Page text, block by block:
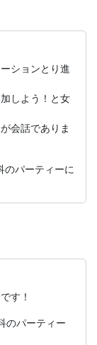
ションとり進
しよう！と女
会話でありま
パーティーに
す！
のパーティー